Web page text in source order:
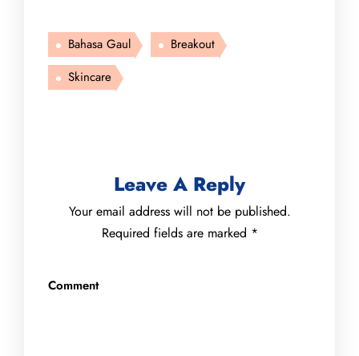
Bahasa Gaul
Breakout
Skincare
Leave A Reply
Your email address will not be published.
Required fields are marked *
Comment